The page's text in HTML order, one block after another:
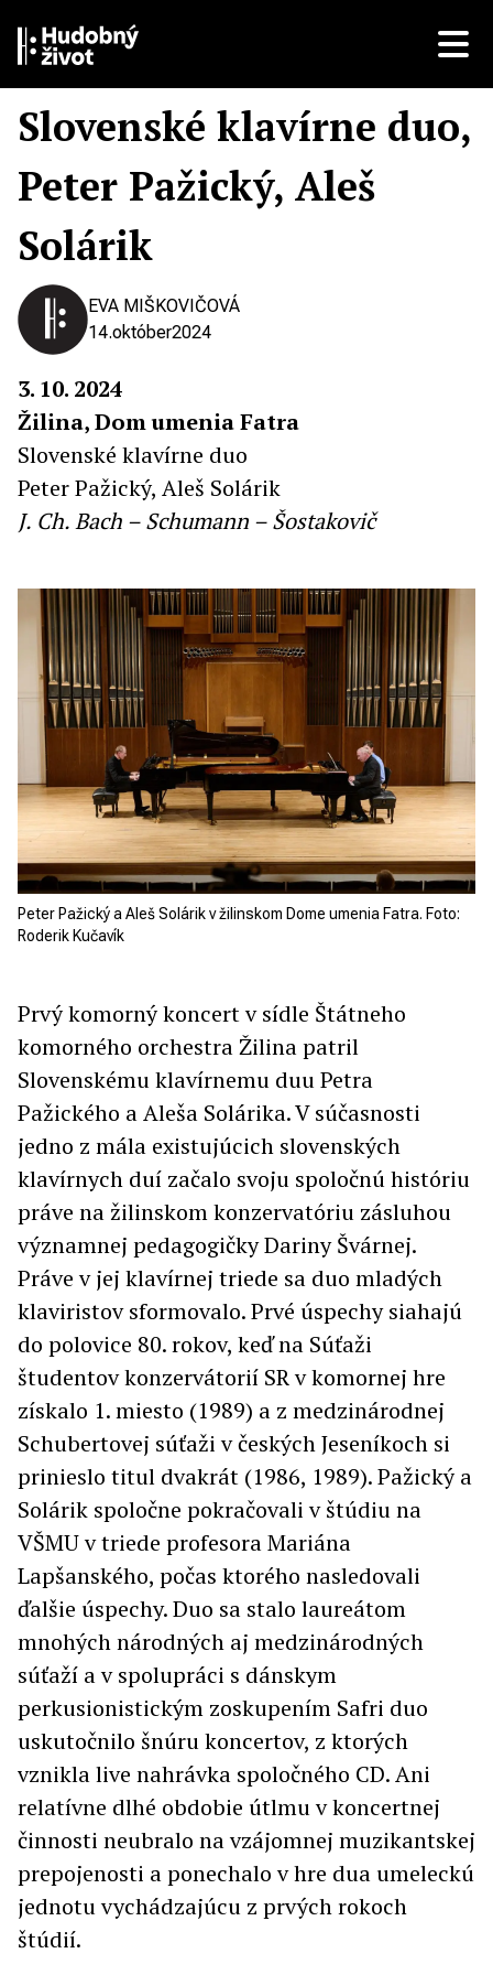
Slovenské klavírne duo,
Peter Pažický, Aleš
Solárik
EVA MIŠKOVIČOVÁ
14.október2024
3. 10. 2024
Žilina, Dom umenia Fatra
Slovenské klavírne duo
Peter Pažický, Aleš Solárik
J. Ch. Bach – Schumann – Šostakovič
Peter Pažický a Aleš Solárik v žilinskom Dome umenia Fatra. Foto:
Roderik Kučavík
Prvý komorný koncert v sídle Štátneho
komorného orchestra Žilina patril
Slovenskému klavírnemu duu Petra
Pažického a Aleša Solárika. V súčasnosti
jedno z mála existujúcich slovenských
klavírnych duí začalo svoju spoločnú históriu
práve na žilinskom konzervatóriu zásluhou
významnej pedagogičky Dariny Švárnej.
Práve v jej klavírnej triede sa duo mladých
klaviristov sformovalo. Prvé úspechy siahajú
do polovice 80. rokov, keď na Súťaži
študentov konzervátorií SR v komornej hre
získalo 1. miesto (1989) a z medzinárodnej
Schubertovej súťaži v českých Jeseníkoch si
prinieslo titul dvakrát (1986, 1989). Pažický a
Solárik spoločne pokračovali v štúdiu na
VŠMU v triede profesora Mariána
Lapšanského, počas ktorého nasledovali
ďalšie úspechy. Duo sa stalo laureátom
mnohých národných aj medzinárodných
súťaží a v spolupráci s dánskym
perkusionistickým zoskupením Safri duo
uskutočnilo šnúru koncertov, z ktorých
vznikla live nahrávka spoločného CD. Ani
relatívne dlhé obdobie útlmu v koncertnej
činnosti neubralo na vzájomnej muzikantskej
prepojenosti a ponechalo v hre dua umeleckú
jednotu vychádzajúcu z prvých rokoch
štúdií.